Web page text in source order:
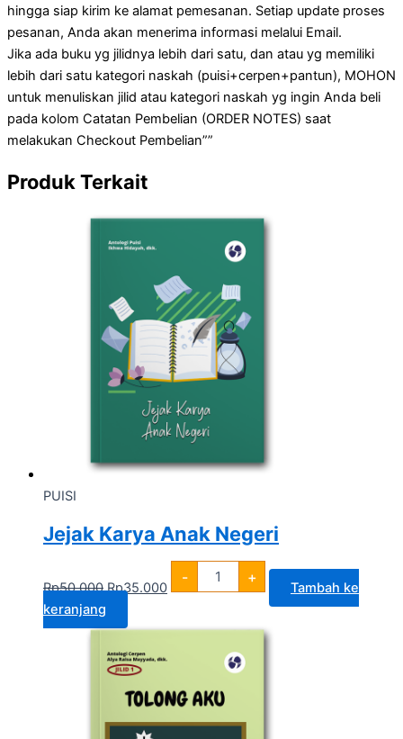
hingga siap kirim ke alamat pemesanan. Setiap update proses
pesanan, Anda akan menerima informasi melalui Email.
Jika ada buku yg jilidnya lebih dari satu, dan atau yg memiliki
lebih dari satu kategori naskah (puisi+cerpen+pantun), MOHON
untuk menuliskan jilid atau kategori naskah yg ingin Anda beli
pada kolom Catatan Pembelian (ORDER NOTES) saat
melakukan Checkout Pembelian””
Produk Terkait
PUISI
Jejak Karya Anak Negeri
Rp50.000 Rp35.000
- +
Tambah ke
keranjang